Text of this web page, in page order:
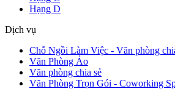
Hạng D
Dịch vụ
Chỗ Ngồi Làm Việc - Văn phòng
Văn Phòng Ảo
Văn phòng chia sẻ
Văn Phòng Trọn Gói - Coworking